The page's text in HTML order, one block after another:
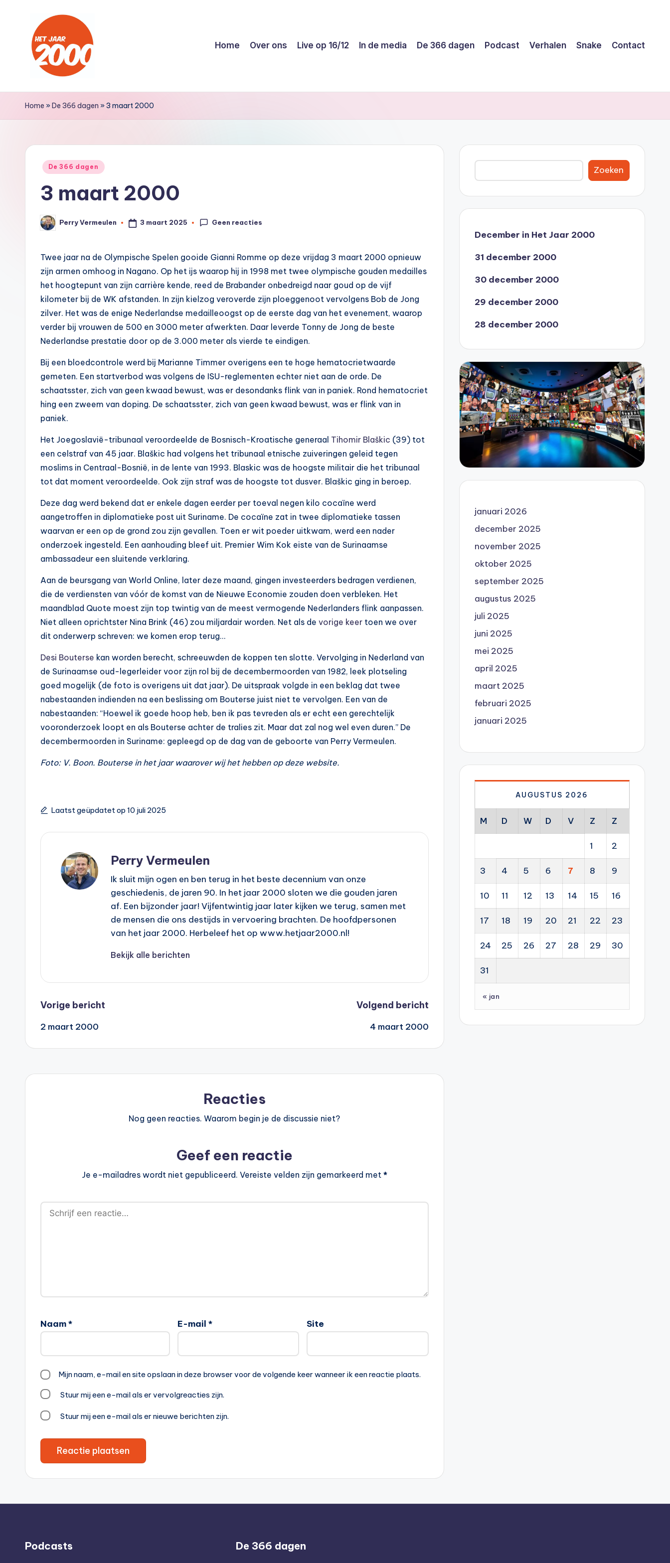
H
e
J
jaar
naar
jaar
2000
Home Over ons Live op 16/12 In de media De 366 dagen Podcast Verhalen Snake Contact
Home »De 366 dagen »3 maart 2000
Geplaatst
De 366 dagen
3 maart 2000
Geplaatst
door
Perry Vermeulen 3 maart 2025 Geen reacties
Twee jaar na de Olympische Spelen gooide Gianni Romme op deze vrijdag 3 maart 2000 opnieuw
zijn armen omhoog in Nagano. Op het ijs waarop hij in 1998 met twee olympische gouden medailles
het hoogtepunt van zijn carrière kende, reed de Brabander onbedreigd naar goud op de vijf
kilometer bij de WK afstanden. In zijn kielzog veroverde zijn ploeggenoot vervolgens Bob de Jong
zilver. Het was de enige Nederlandse medailleoogst op de eerste dag van het evenement, waarop
verder bij vrouwen de 500 en 3000 meter afwerkten. Daar leverde Tonny de Jong de beste
Nederlandse prestatie door op de 3.000 meter als vierde te eindigen.
Bij een bloedcontrole werd bij Marianne Timmer overigens een te hoge hematocrietwaarde
gemeten. Een startverbod was volgens de ISU-reglementen echter niet aan de orde. De
schaatsster, zich van geen kwaad bewust, was er desondanks flink van in paniek. Rond hematocriet
hing een zweem van doping. De schaatsster, zich van geen kwaad bewust, was er flink van in
paniek.
Het Joegoslavië-tribunaal veroordeelde de Bosnisch-Kroatische generaal Tihomir Blaškic (39) tot
een celstraf van 45 jaar. Blaškic had volgens het tribunaal etnische zuiveringen geleid tegen
moslims in Centraal-Bosnië, in de lente van 1993. Blaskic was de hoogste militair die het tribunaal
tot dat moment veroordeelde. Ook zijn straf was de hoogste tot dusver. Blaškic ging in beroep.
Deze dag werd bekend dat er enkele dagen eerder per toeval negen kilo cocaïne werd
aangetroffen in diplomatieke post uit Suriname. De cocaïne zat in twee diplomatieke tassen
waarvan er een op de grond zou zijn gevallen. Toen er wit poeder uitkwam, werd een nader
onderzoek ingesteld. Een aanhouding bleef uit. Premier Wim Kok eiste van de Surinaamse
ambassadeur een sluitende verklaring.
Aan de beursgang van World Online, later deze maand, gingen investeerders bedragen verdienen,
die de verdiensten van vóór de komst van de Nieuwe Economie zouden doen verbleken. Het
maandblad Quote moest zijn top twintig van de meest vermogende Nederlanders flink aanpassen.
Niet alleen oprichtster Nina Brink (46) zou miljardair worden. Net als de vorige keer toen we over
dit onderwerp schreven: we komen erop terug…
Desi Bouterse kan worden berecht, schreeuwden de koppen ten slotte. Vervolging in Nederland van
de Surinaamse oud-legerleider voor zijn rol bij de decembermoorden van 1982, leek plotseling
goed mogelijk (de foto is overigens uit dat jaar). De uitspraak volgde in een beklag dat twee
nabestaanden indienden na een beslissing om Bouterse juist niet te vervolgen. Een van de
nabestaanden: “Hoewel ik goede hoop heb, ben ik pas tevreden als er echt een gerechtelijk
vooronderzoek loopt en als Bouterse achter de tralies zit. Maar dat zal nog wel even duren.” De
decembermoorden in Suriname: gepleegd op de dag van de geboorte van Perry Vermeulen.
Foto: V. Boon. Bouterse in het jaar waarover wij het hebben op deze website.
Laatst geüpdatet op 10 juli 2025
Perry Vermeulen
Ik sluit mijn ogen en ben terug in het beste decennium van onze
geschiedenis, de jaren 90. In het jaar 2000 sloten we die gouden jaren
af. Een bijzonder jaar! Vijfentwintig jaar later kijken we terug, samen met
de mensen die ons destijds in vervoering brachten. De hoofdpersonen
van het jaar 2000. Herbeleef het op www.hetjaar2000.nl!
Bekijk alle berichten
Bericht
navigatie
Vorige bericht
2 maart 2000
Volgend bericht
4 maart 2000
Reacties
Nog geen reacties. Waarom begin je de discussie niet?
Geef een reactie
Je e-mailadres wordt niet gepubliceerd. Vereiste velden zijn gemarkeerd met *
Naam* E-mail * Site
Mijn naam, e-mail en site opslaan in deze browser voor de volgende keer wanneer ik een reactie plaats.
Stuur mij een e-mail als er vervolgreacties zijn.
Stuur mij een e-mail als er nieuwe berichten zijn.
Zoeken
Zoeken
December in Het Jaar 2000
31 december 2000
30 december 2000
29 december 2000
28 december 2000
januari 2026
december 2025
november 2025
oktober 2025
september 2025
augustus 2025
juli 2025
juni 2025
mei 2025
april 2025
maart 2025
februari 2025
januari 2025
AUGUSTUS 2026
M D W D V Z Z
1 2
3 4 5 6 7 8 9
10 11 12 13 14 15 16
17 18 19 20 21 22 23
24 25 26 27 28 29 30
31
« jan
Podcasts De 366 dagen